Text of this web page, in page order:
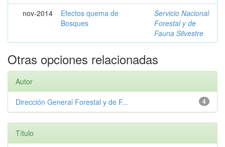
nov-2014
Efectos quema de
Bosques
Servicio Nacional
Forestal y de
Fauna Silvestre
Otras opciones relacionadas
Autor
4
Dirección General Forestal y de F...
Título